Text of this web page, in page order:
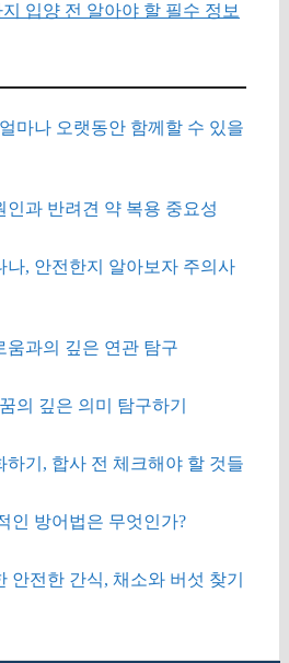
입양 전 알아야 할 필수 정보
마나 오랫동안 함께할 수 있을
인과 반려견 약 복용 중요성
나, 안전한지 알아보자 주의사
움과의 깊은 연관 탐구
의 깊은 의미 탐구하기
하기, 합사 전 체크해야 할 것들
인 방어법은 무엇인가?
안전한 간식, 채소와 버섯 찾기